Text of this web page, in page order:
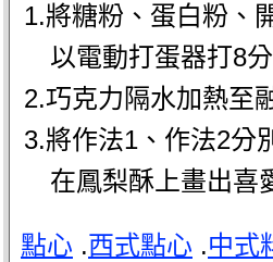
1.將糖粉、蛋白粉、
以電動打蛋器打8
2.巧克力隔水加熱至
3.將作法1、作法2分
在鳳梨酥上畫出喜
點心 .西式點心 .中式